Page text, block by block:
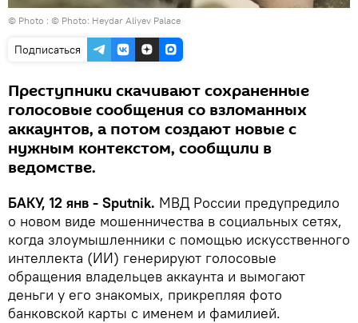
© Photo : © Photo: Heydar Aliyev Palace
Подписаться
Преступники скачивают сохраненные
голосовые сообщения со взломанных
аккаунтов, а потом создают новые с
нужным контекстом, сообщили в
ведомстве.
БАКУ, 12 янв - Sputnik. МВД России предупредило
о новом виде мошенничества в социальных сетях,
когда злоумышленники с помощью искусственного
интеллекта (ИИ) генерируют голосовые
обращения владельцев аккаунта и вымогают
деньги у его знакомых, прикрепляя фото
банковской карты с именем и фамилией.